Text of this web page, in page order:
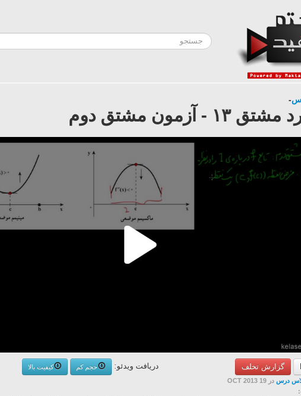
-
۱۳ - آزمون مشتق دوم
گزارش تخلف دریافت ویدئو: حجم کم
کیفیت بالا
درس در 19 OCT 2013